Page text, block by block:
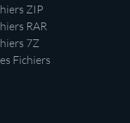
ZIP
RAR
7Z
Fichiers